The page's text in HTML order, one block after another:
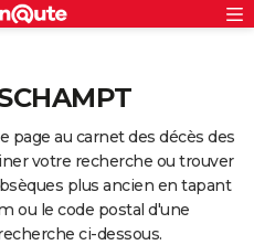
au carnet des décès des
votre recherche ou trouver
plus ancien en tapant
ou le code postal d'une
ci-dessous.